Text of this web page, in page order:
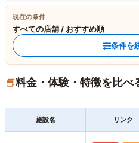
現在の条件
すべての店舗 / おすすめ順
条件を
料金・体験・特徴を比べ
施設名 リンク